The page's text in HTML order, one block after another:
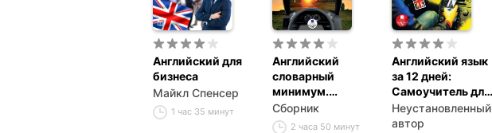
Английский для
бизнеса
Майкл Спенсер
1 час 35 минут
Английский
словарный
минимум.
Тренажёр
Сборник
2 часа 50 минут
Английский язык
за 12 дней:
Самоучитель для
повседневного
общения
Неустановленный
автор